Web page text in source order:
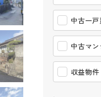
中古一戸
中古マ
収益物件